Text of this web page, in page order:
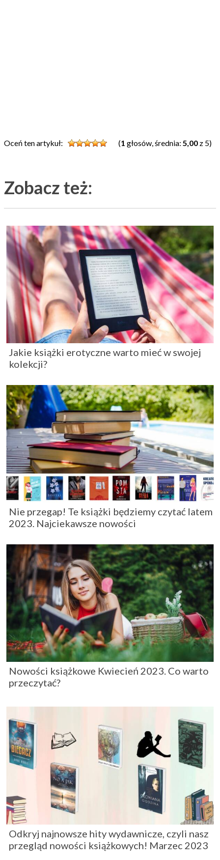
Oceń ten artykuł: (1 głosów, średnia: 5,00 z 5)
Zobacz też:
Jakie książki erotyczne warto mieć w swojej
kolekcji?
Nie przegap! Te książki będziemy czytać latem
2023. Najciekawsze nowości
Nowości książkowe Kwiecień 2023. Co warto
przeczytać?
Odkryj najnowsze hity wydawnicze, czyli nasz
przegląd nowości książkowych! Marzec 2023